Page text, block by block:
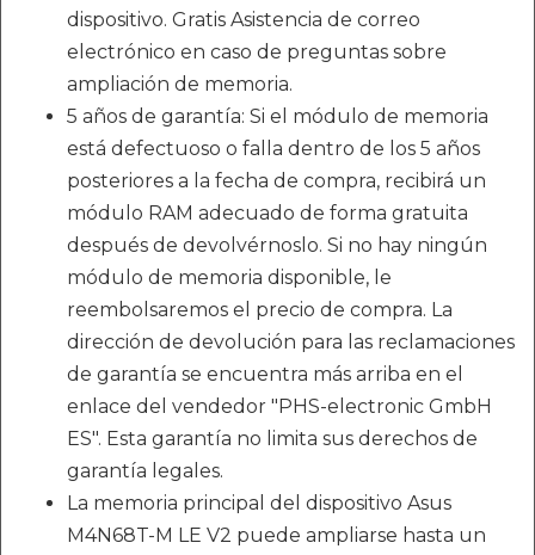
dispositivo. Gratis Asistencia de correo
electrónico en caso de preguntas sobre
ampliación de memoria.
5 años de garantía: Si el módulo de memoria
está defectuoso o falla dentro de los 5 años
posteriores a la fecha de compra, recibirá un
módulo RAM adecuado de forma gratuita
después de devolvérnoslo. Si no hay ningún
módulo de memoria disponible, le
reembolsaremos el precio de compra. La
dirección de devolución para las reclamaciones
de garantía se encuentra más arriba en el
enlace del vendedor "PHS-electronic GmbH
ES". Esta garantía no limita sus derechos de
garantía legales.
La memoria principal del dispositivo Asus
M4N68T-M LE V2 puede ampliarse hasta un